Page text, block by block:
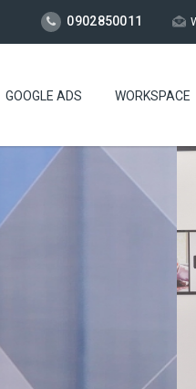
0902850011
GOOGLE ADS WORKSPACE